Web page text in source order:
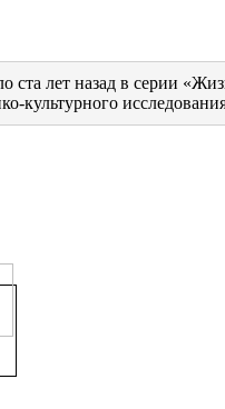
ста лет назад в серии
культурного